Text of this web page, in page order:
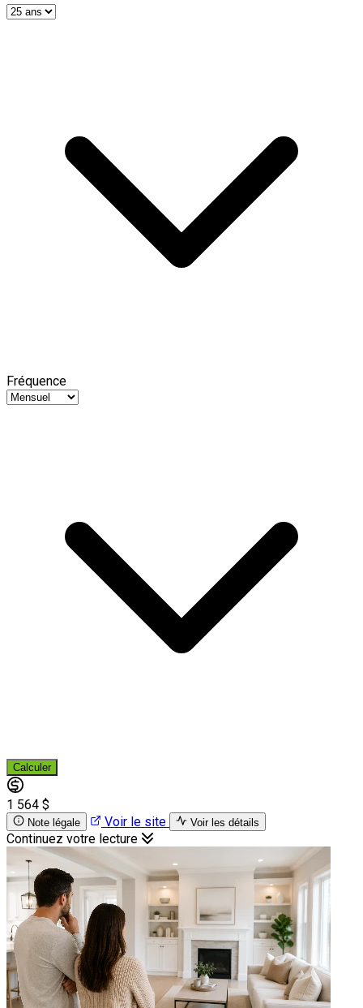
Fréquence
Calculer
1 564 $
Note légale Voir le site Voir les détails
Continuez votre lecture